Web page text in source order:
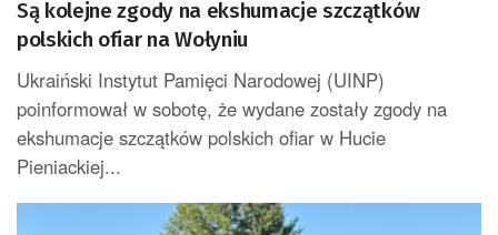
Są kolejne zgody na ekshumacje szczątków
polskich ofiar na Wołyniu
Ukraiński Instytut Pamięci Narodowej (UINP)
poinformował w sobotę, że wydane zostały zgody na
ekshumacje szczątków polskich ofiar w Hucie
Pieniackiej...